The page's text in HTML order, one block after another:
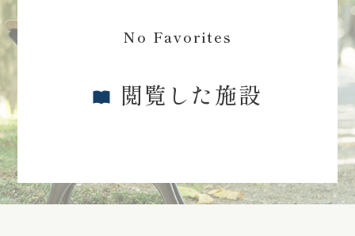
No Favorites
閲覧した施設